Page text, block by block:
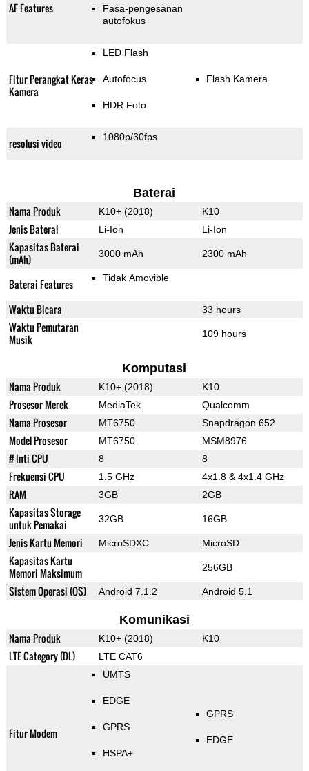
AF Features
Fasa-pengesanan
autofokus
Fitur Perangkat Keras
Kamera
LED Flash
Autofocus
HDR Foto
Flash Kamera
resolusi video 1080p/30fps
Baterai
Nama Produk K10+ (2018) K10
Jenis Baterai Li-Ion Li-Ion
Kapasitas Baterai
(mAh)
3000 mAh 2300 mAh
Baterai Features Tidak Amovible
Waktu Bicara 33 hours
Waktu Pemutaran
Musik
109 hours
Komputasi
Nama Produk K10+ (2018) K10
Prosesor Merek MediaTek Qualcomm
Nama Prosesor MT6750 Snapdragon 652
Model Prosesor MT6750 MSM8976
# Inti CPU 8 8
Frekuensi CPU 1.5 GHz 4x1.8 & 4x1.4 GHz
RAM 3GB 2GB
Kapasitas Storage
untuk Pemakai
32GB 16GB
Jenis Kartu Memori MicroSDXC MicroSD
Kapasitas Kartu
Memori Maksimum
256GB
Sistem Operasi (OS) Android 7.1.2 Android 5.1
Komunikasi
Nama Produk K10+ (2018) K10
LTE Category (DL) LTE CAT6
Fitur Modem
UMTS
EDGE
GPRS
HSPA+
GPRS
EDGE